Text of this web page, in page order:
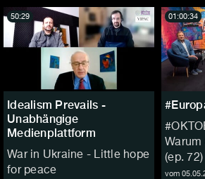
Idealism Prevails -
Unabhängige
Medienplattform
War in Ukraine - Little hope
for peace
50:29
Warum
(ep. 72)
vom
01:00:34